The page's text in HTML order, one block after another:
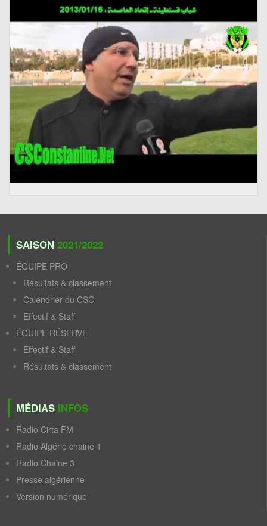
SAISON 2021/2022
ÉQUIPE PRO
Résultats & classement
Calendrier du CSC
Effectif & Staff
ÉQUIPE RÉSERVE
Effectif & Staff
Résultats & classement
MÉDIAS INFOS
Radio Cirta FM
Radio Algérie chaine 1
Radio Chaine 3
Presse algérienne
Version numérique